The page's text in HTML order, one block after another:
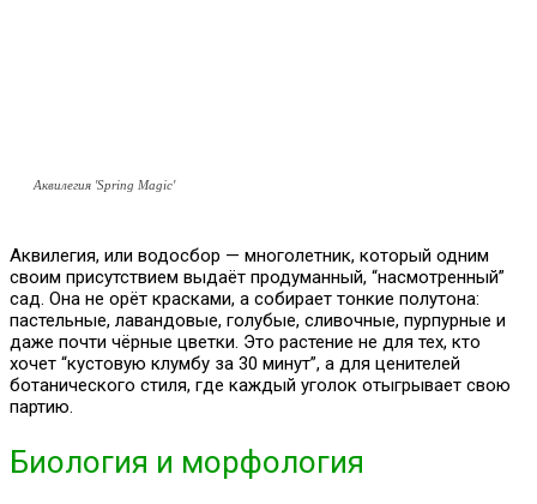
Аквилегия 'Spring Magic'
Аквилегия, или водосбор — многолетник, который одним
своим присутствием выдаёт продуманный, “насмотренный”
сад. Она не орёт красками, а собирает тонкие полутона:
пастельные, лавандовые, голубые, сливочные, пурпурные и
даже почти чёрные цветки. Это растение не для тех, кто
хочет “кустовую клумбу за 30 минут”, а для ценителей
ботанического стиля, где каждый уголок отыгрывает свою
партию.
Биология и морфология